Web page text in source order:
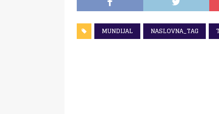
MUNDIJAL NASLOVNA_TAG